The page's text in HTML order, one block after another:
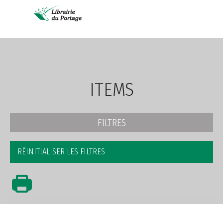
ITEMS
FILTRES
RÉINITIALISER LES FILTRES